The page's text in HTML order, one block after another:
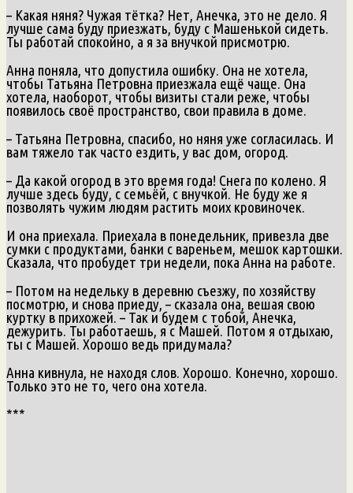
– Какая няня? Чужая тётка? Нет, Анечка, это не дело. Я
лучше сама буду приезжать, буду с Машенькой сидеть.
Ты работай спокойно, а я за внучкой присмотрю.
Анна поняла, что допустила ошибку. Она не хотела,
чтобы Татьяна Петровна приезжала ещё чаще. Она
хотела, наоборот, чтобы визиты стали реже, чтобы
появилось своё пространство, свои правила в доме.
– Татьяна Петровна, спасибо, но няня уже согласилась. И
вам тяжело так часто ездить, у вас дом, огород.
– Да какой огород в это время года! Снега по колено. Я
лучше здесь буду, с семьёй, с внучкой. Не буду же я
позволять чужим людям растить моих кровиночек.
И она приехала. Приехала в понедельник, привезла две
сумки с продуктами, банки с вареньем, мешок картошки.
Сказала, что пробудет три недели, пока Анна на работе.
– Потом на недельку в деревню съезжу, по хозяйству
посмотрю, и снова приеду, – сказала она, вешая свою
куртку в прихожей. – Так и будем с тобой, Анечка,
дежурить. Ты работаешь, я с Машей. Потом я отдыхаю,
ты с Машей. Хорошо ведь придумала?
Анна кивнула, не находя слов. Хорошо. Конечно, хорошо.
Только это не то, чего она хотела.
***